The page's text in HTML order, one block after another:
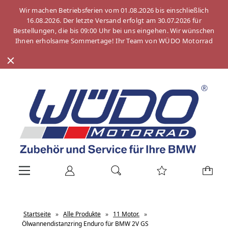
Wir machen Betriebsferien vom 01.08.2026 bis einschließlich
16.08.2026. Der letzte Versand erfolgt am 30.07.2026 für
Bestellungen, die bis 09:00 Uhr bei uns eingehen. Wir wünschen
Ihnen erholsame Sommertage! Ihr Team von WÜDO Motorrad
Startseite » Alle Produkte » 11 Motor. »
Ölwannendistanzring Enduro für BMW 2V GS